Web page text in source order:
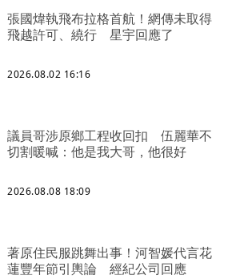
張國煒執飛布拉格首航！網傳未取得
飛越許可、繞行 星宇回應了
2026.08.02 16:16
議員哥涉原鄉工程收回扣 伍麗華不
切割暖喊：他是我大哥，他很好
2026.08.08 18:09
著原住民服跳舞出事！河智媛代言花
蓮豐年節引輿論 經紀公司回應